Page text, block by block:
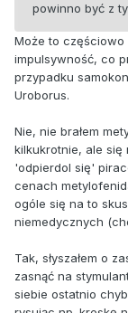
powinno być z
Może to częściowo
impulsywność, co
przypadku
Uroborus.
Nie, nie brałem
kilkukrotnie, ale się
'odpierdol się'
cenach
ogóle się na to
niemedycznych
Tak, słyszałem o
zasnąć na
siebie ostatnio